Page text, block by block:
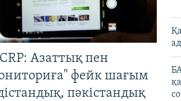
Азаттық пен
фейк шағым
пәкістандық